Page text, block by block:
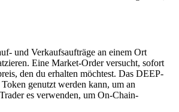
und Verkaufsaufträge an einem Ort
Eine Market-Order versucht, sofort
den du erhalten möchtest. Das DEEP-
genutzt werden kann, um an
es verwenden, um On-Chain-